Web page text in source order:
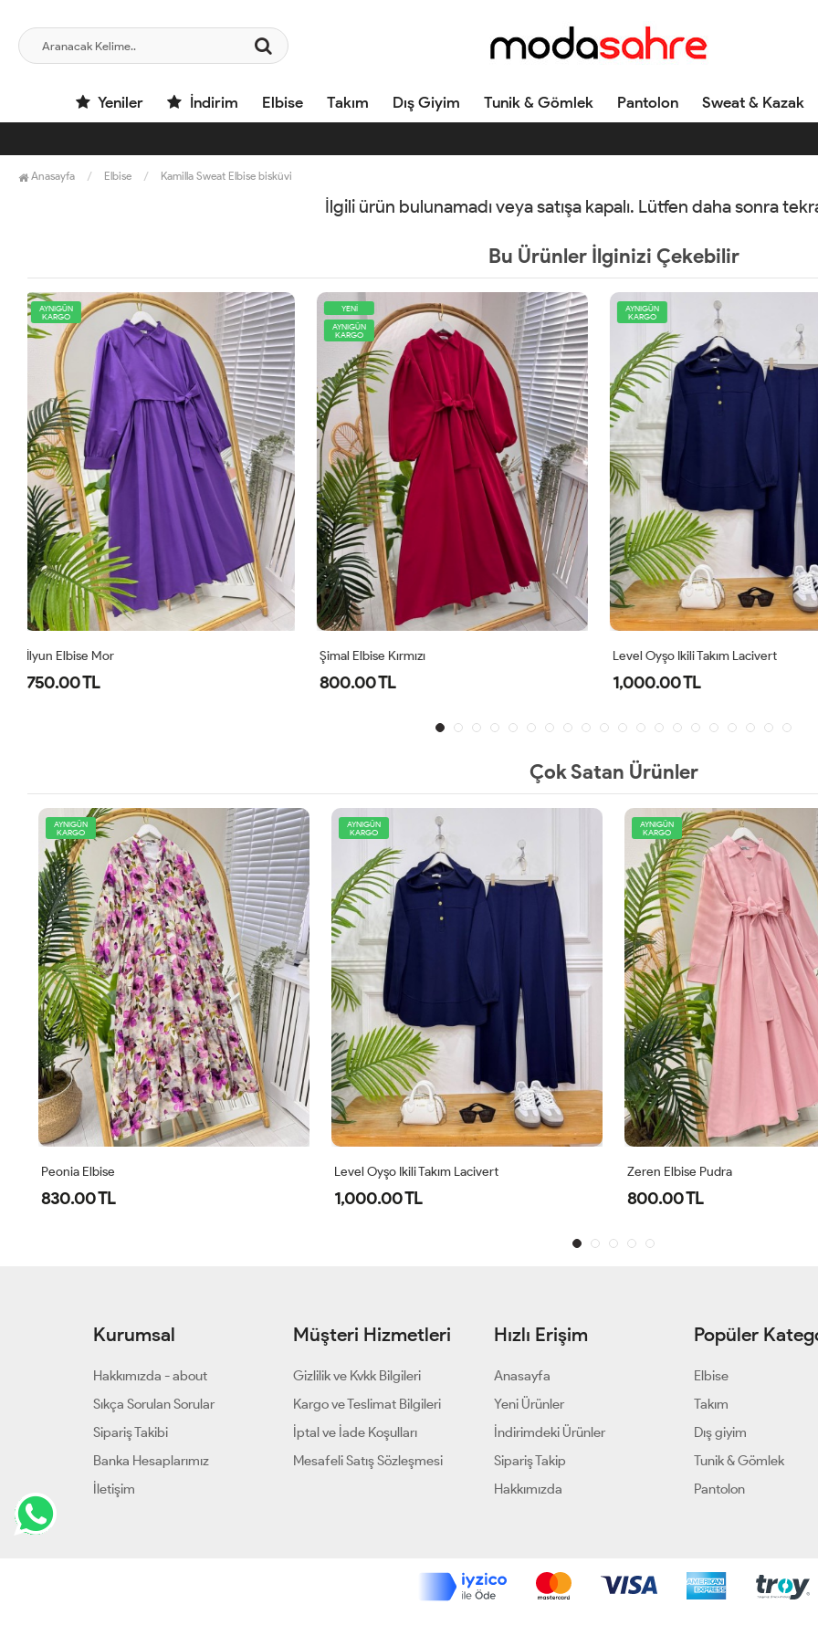
Yeniler İndirim Elbise Takım Dış Giyim Tunik & Gömlek Pantolon Sweat & Kazak
Anasayfa Elbise Kamilla Sweat Elbise bisküvi
İlgili ürün bulunamadı veya satışa kapalı. Lütfen daha sonra
Bu Ürünler İlginizi Çekebilir
YENİ
AYNIGÜN
KARGO
Şimal Elbise Kırmızı
800.00 TL
AYNIGÜN
KARGO
Level Oyşo Ikili Takım Lacivert
1,000.00 TL
AYNIGÜN
KARGO
İlyun Elbise Kırmızı
750.00 TL
Çok Satan Ürünler
AYNIGÜN
KARGO
Level Oyşo Ikili Takım Lacivert
1,000.00 TL
AYNIGÜN
KARGO
Zeren Elbise Pudra
800.00 TL
AYNIGÜN
KARGO
Zeren Elbise Mor
800.00 TL
Kurumsal
Hakkımızda - about
Sıkça Sorulan Sorular
Sipariş Takibi
Banka Hesaplarımız
İletişim
Müşteri Hizmetleri
Gizlilik ve Kvkk Bilgileri
Kargo ve Teslimat Bilgileri
İptal ve İade Koşulları
Mesafeli Satış Sözleşmesi
Hızlı Erişim
Anasayfa
Yeni Ürünler
İndirimdeki Ürünler
Sipariş Takip
Hakkımızda
Popüler
Elbise
Takım
Dış giyim
Tunik & Gömlek
Pantolon